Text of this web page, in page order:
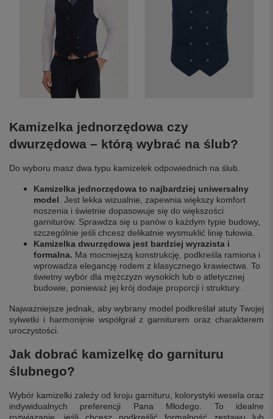
Kamizelka jednorzędowa czy
dwurzędowa – którą wybrać na ślub?
Do wyboru masz dwa typu kamizelek odpowiednich na ślub.
Kamizelka jednorzędowa to najbardziej uniwersalny
model . Jest lekka wizualnie, zapewnia większy komfort
noszenia i świetnie dopasowuje się do większości
garniturów. Sprawdza się u panów o każdym typie budowy,
szczególnie jeśli chcesz delikatnie wysmuklić linię tułowia.
Kamizelka dwurzędowa jest bardziej wyrazista i
formalna. Ma mocniejszą konstrukcję, podkreśla ramiona i
wprowadza elegancję rodem z klasycznego krawiectwa. To
świetny wybór dla mężczyzn wysokich lub o atletycznej
budowie, ponieważ jej krój dodaje proporcji i struktury.
Najważniejsze jednak, aby wybrany model podkreślał atuty Twojej
sylwetki i harmonijnie współgrał z garniturem oraz charakterem
uroczystości.
Jak dobrać kamizelkę do garnituru
ślubnego?
Wybór kamizelki zależy od kroju garnituru, kolorystyki wesela oraz
indywidualnych preferencji Pana Młodego. To idealne
rozwiązanie, jeśli chcesz podkreślić formalność zestawu lub